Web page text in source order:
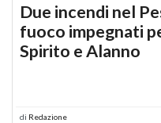
Due incendi nel
fuoco impegnati
Spirito e Alanno
di Redazione